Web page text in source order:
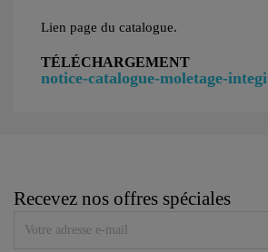
Lien page du catalogue.
TÉLÉCHARGEMENT
notice-catalogue-moletage-integi
Recevez nos offres spéciales